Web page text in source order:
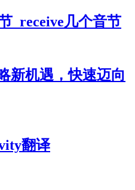
_receive几个音节
新机遇，快速迈向
翻译